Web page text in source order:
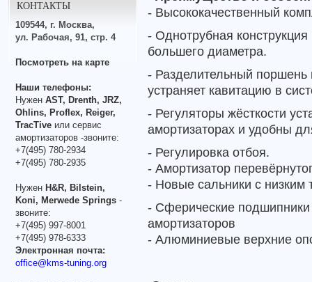
КОНТАКТЫ
109544, г. Москва,
ул. Рабочая, 91, стр. 4
Посмотреть на карте
Наши телефоны:
Нужен AST, Drenth, JRZ,
Ohlins, Proflex, Reiger,
TracTive или сервис
амортизаторов -звоните:
+7(495) 780-2934
+7(495) 780-2935
Нужен H&R, Bilstein,
Koni, Merwede Springs -
звоните:
+7(495) 997-8001
+7(495) 978-6333
Электронная почта:
office@kms-tuning.org
- Высококачественный
- Однотрубная
большего диаметра.
- Разделительный поршень
устраняет кавитацию в
- Регуляторы жёсткости
амортизаторах и удобны
- Регулировка отбоя.
- Амортизатор
- Новые сальники с низким
- Сферические подшипники
амортизаторов
- Алюминиевые верхние